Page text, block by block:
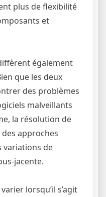
plus de flexibilité
et
également
que les deux
des problèmes
malveillants
la résolution de
approches
variations de
jacente.
lorsqu’il s’agit